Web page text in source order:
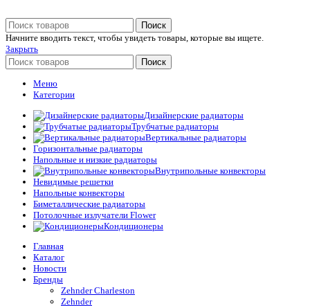
Поиск
Начните вводить текст, чтобы увидеть товары, которые вы ищете.
Закрыть
Поиск
Меню
Категории
Дизайнерские радиаторы
Трубчатые радиаторы
Вертикальные радиаторы
Горизонтальные радиаторы
Напольные и низкие радиаторы
Внутрипольные конвекторы
Невидимые решетки
Напольные конвекторы
Биметаллические радиаторы
Потолочные излучатели Flower
Кондиционеры
Главная
Каталог
Новости
Бренды
Zehnder Charleston
Zehnder